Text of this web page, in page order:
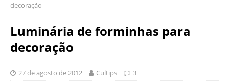
decoração
Luminária de forminhas para
decoração
27 de agosto de 2012 Cultips 3